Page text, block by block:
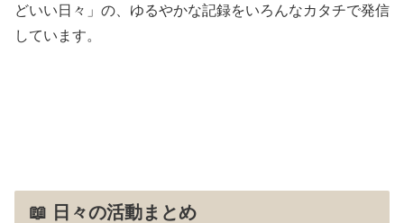
どいい日々」の、ゆるやかな記録をいろんなカタチで発信
しています。
📖 日々の活動まとめ